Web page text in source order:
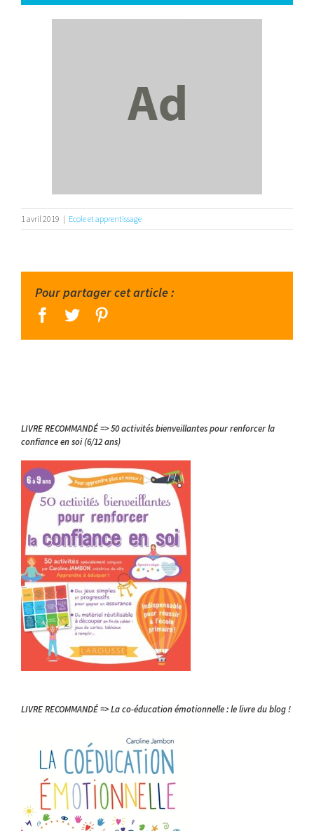
1 avril 2019 | Ecole et apprentissage
Pour partager cet article :
facebook
twitter
LIVRE RECOMMANDÉ => 50 activités bienveillantes pour renforcer la
confiance en soi (6/12 ans)
LIVRE RECOMMANDÉ => La co-éducation émotionnelle : le livre du blog !